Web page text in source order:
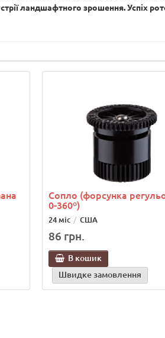
ландшафтного зрошення. Успіх
Сопло (форсунка
0-360º)
24 міс США
86 грн.
В кошик
Швидке замовлення